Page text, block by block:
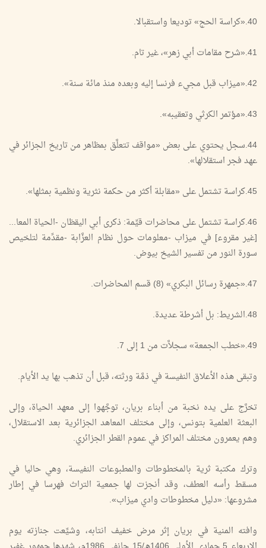
40.«كراسة الحج» توديعا واستقبالا.
41.«شرح مقامات أبي زهر»، غير تام.
42.«ميزاب قبل مجيء فرنسا إليه وبعده منذ مائة سنة».
43.«مؤتمر الكرثي وتعقيبه».
44.سجل يحتوي على بعض «مواقف تتعلَّق بمظاهر من تاريخ الجزائر في
عهد فجر استقلالها».
45.كراسة تشتمل على «مقابلة أكثر من حكمة نثرية ونظمية بمثلها».
46.كراسة تشتمل على محاضرات قيِّمة: ذكرى أبي اليقظان -الحياة المعا...
[غير مقروء] في ميزاب -معلومات حول نظام العزَّابة -مقدِّمة لتلخيص
سورة النور من تفسير الشيخ بيوض.
47.«جمهرة رسائل البكري» (8) قسم المحاضرات.
48.الشريط: بل أشرطة عديدة.
49.«خطب الجمعة» سجلاَّت من 1 إلى 7.
وتبقى هذه الأعلاق النفيسة في ذمَّة ورثته، قبل أن تذهب بها يد الأيام.
تخرَّج على يده نخبة من أبناء بريان، توجَّهوا إلى معهد الحياة، وإلى
البعثة العلمية بتونس، وإلى مختلف المعاهد الجزائرية بعد الاستقلال،
وهم يعمرون مختلف المراكز في عموم القطر الجزائري.
وترك مكتبة ثرية بالمخطوطات والمطبوعات النفيسة، وهي حاليا في
مسقط رأسه العطف، وقد أنجزت لها جمعية التراث فهرسا في إطار
مشروعها: «دليل مخطوطات وادي ميزاب».
وافته المنية في بريان إثر مرض خفيف انتابه، وشيِّعت جنازته يوم